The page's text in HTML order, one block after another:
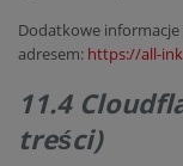
Dodatkowe
adresem: https://all-
11.4
treści)